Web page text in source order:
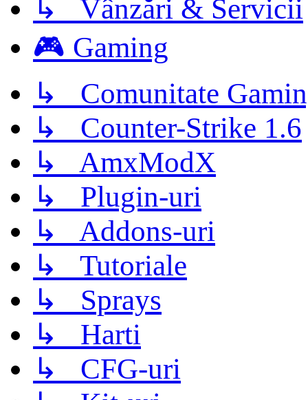
↳ Vânzări & Servicii
🎮 Gaming
↳ Comunitate
↳ Counter-Strike 1.6
↳ AmxModX
↳ Plugin-uri
↳ Addons-uri
↳ Tutoriale
↳ Sprays
↳ Harti
↳ CFG-uri